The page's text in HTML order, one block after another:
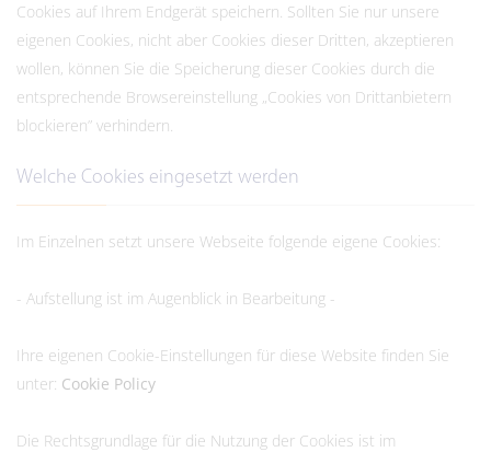
Cookies auf Ihrem Endgerät speichern. Sollten Sie nur unsere
eigenen Cookies, nicht aber Cookies dieser Dritten, akzeptieren
wollen, können Sie die Speicherung dieser Cookies durch die
entsprechende Browsereinstellung „Cookies von Drittanbietern
blockieren” verhindern.
Welche Cookies eingesetzt werden
Im Einzelnen setzt unsere Webseite folgende eigene Cookies:
- Aufstellung ist im Augenblick in Bearbeitung -
Ihre eigenen Cookie-Einstellungen für diese Website finden Sie
unter: Cookie Policy
Die Rechtsgrundlage für die Nutzung der Cookies ist im